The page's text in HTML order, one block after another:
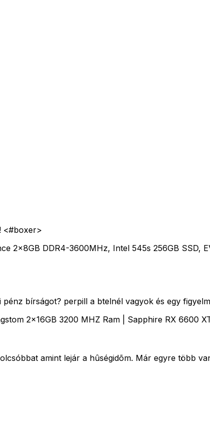
<#boxer>
2x8GB DDR4-3600MHz, Intel 545s 256GB SSD,
bírságot? perpill a btelnél vagyok és egy
2x16GB 3200 MHZ Ram | Sapphire RX 6600
amint lejár a hûségidõm. Már egyre több